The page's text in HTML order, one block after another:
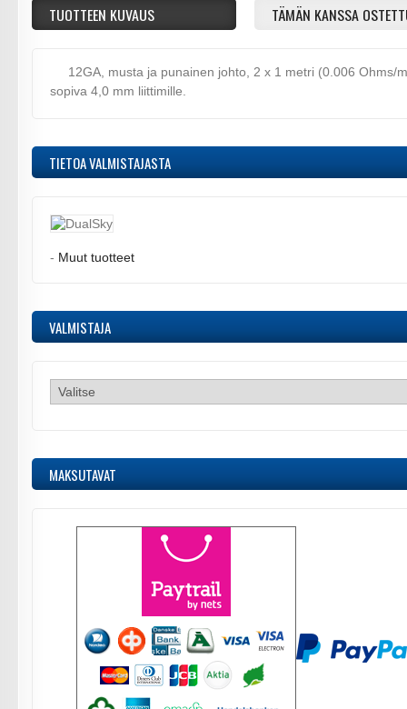
TUOTTEEN KUVAUS TÄMÄN KANSSA
12GA, musta ja punainen johto, 2 x 1 metri (0.006 Ohms/
sopiva 4,0 mm liittimille.
TIETOA VALMISTAJASTA
- Muut tuotteet
VALMISTAJA
MAKSUTAVAT